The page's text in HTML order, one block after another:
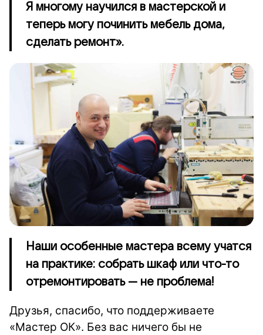
Я многому научился в мастерской и
теперь могу починить мебель дома,
сделать ремонт».
Наши особенные мастера всему учатся
на практике: собрать шкаф или что-то
отремонтировать — не проблема!
Друзья, спасибо, что поддерживаете
«Мастер ОК». Без вас ничего бы не